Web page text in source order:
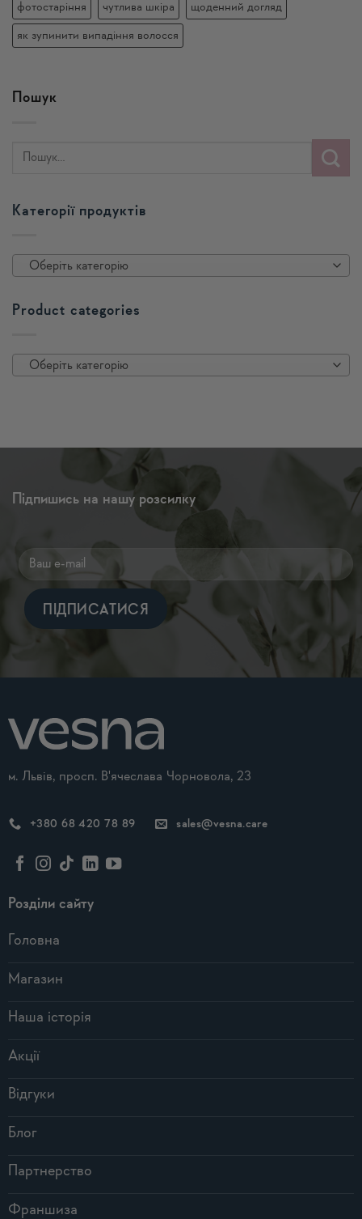
фотостаріння чутлива шкіра щоденний догляд
як зупинити випадіння волосся
Пошук
Категорії продуктів
Оберіть категорію
Product categories
Оберіть категорію
Підпишись на нашу розсилку
м. Львів, просп. В'ячеслава Чорновола, 23
+380 68 420 78 89 sales@vesna.care
Розділи сайту
Головна
Магазин
Наша історія
Акції
Відгуки
Блог
Партнерство
Франшиза